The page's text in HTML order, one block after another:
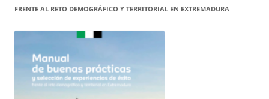
FRENTE AL RETO DEMOGRÁFICO Y TERRITORIAL EN EXTREMADURA